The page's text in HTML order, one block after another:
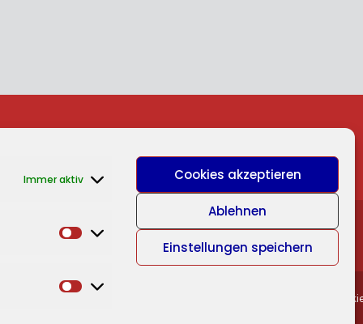
Immer aktiv
Statistiken
Marketing
Cookies akzeptieren
Ablehnen
Einstellungen speichern